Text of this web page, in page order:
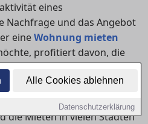
Alle Cookies ablehnen
Datenschutzerklärung
eines
Nachfrage und das Angebot
eineWohnung mieten
profitiert davon, die
kennen.
die Mieten in vielen Städten